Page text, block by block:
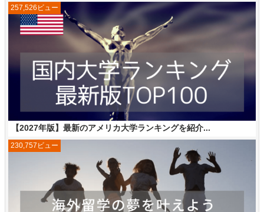
【2027年版】最新のアメリカ大学ランキングを紹介...
257,526ビュー
230,757ビュー